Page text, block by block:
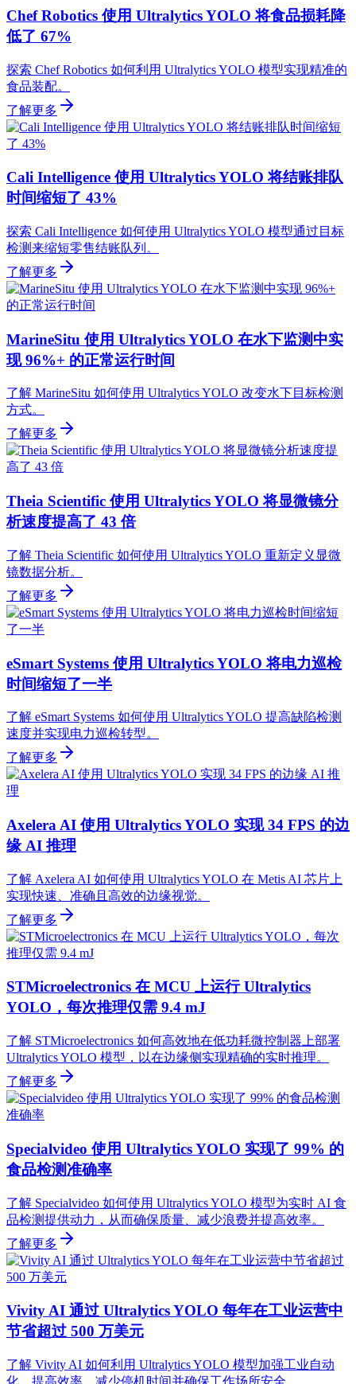
Chef Robotics 使用 Ultralytics YOLO 将食品损耗降
低了 67%
探索 Chef Robotics 如何利用 Ultralytics YOLO 模型实现精准的
食品装配。
了解更多
Cali Intelligence 使用 Ultralytics YOLO 将结账排队
时间缩短了 43%
探索 Cali Intelligence 如何使用 Ultralytics YOLO 模型通过目标
检测来缩短零售结账队列。
了解更多
MarineSitu 使用 Ultralytics YOLO 在水下监测中实
现 96%+ 的正常运行时间
了解 MarineSitu 如何使用 Ultralytics YOLO 改变水下目标检测
方式。
了解更多
Theia Scientific 使用 Ultralytics YOLO 将显微镜分
析速度提高了 43 倍
了解 Theia Scientific 如何使用 Ultralytics YOLO 重新定义显微
镜数据分析。
了解更多
eSmart Systems 使用 Ultralytics YOLO 将电力巡检
时间缩短了一半
了解 eSmart Systems 如何使用 Ultralytics YOLO 提高缺陷检测
速度并实现电力巡检转型。
了解更多
Axelera AI 使用 Ultralytics YOLO 实现 34 FPS 的边
缘 AI 推理
了解 Axelera AI 如何使用 Ultralytics YOLO 在 Metis AI 芯片上
实现快速、准确且高效的边缘视觉。
了解更多
STMicroelectronics 在 MCU 上运行 Ultralytics
YOLO，每次推理仅需 9.4 mJ
了解 STMicroelectronics 如何高效地在低功耗微控制器上部署
Ultralytics YOLO 模型，以在边缘侧实现精确的实时推理。
了解更多
Specialvideo 使用 Ultralytics YOLO 实现了 99% 的
食品检测准确率
了解 Specialvideo 如何使用 Ultralytics YOLO 模型为实时 AI 食
品检测提供动力，从而确保质量、减少浪费并提高效率。
了解更多
Vivity AI 通过 Ultralytics YOLO 每年在工业运营中
节省超过 500 万美元
了解 Vivity AI 如何利用 Ultralytics YOLO 模型加强工业自动
化，提高效率，减少停机时间并确保工作场所安全。